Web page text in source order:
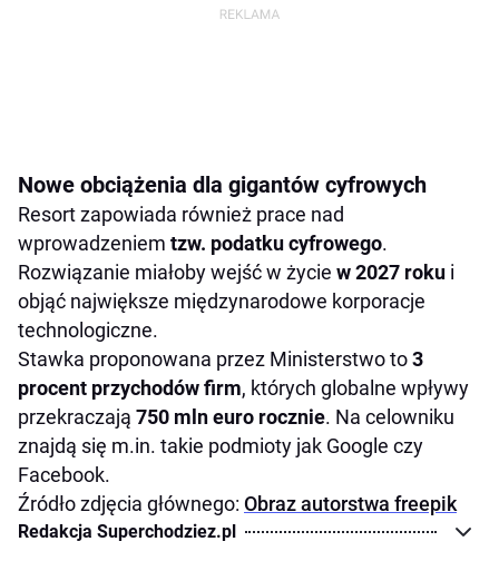
Nowe obciążenia dla gigantów cyfrowych
Resort zapowiada również prace nad
wprowadzeniem tzw. podatku cyfrowego.
Rozwiązanie miałoby wejść w życie w 2027 roku i
objąć największe międzynarodowe korporacje
technologiczne.
Stawka proponowana przez Ministerstwo to3
procent przychodów firm, których globalne wpływy
przekraczają 750 mln euro rocznie. Na celowniku
znajdą się m.in. takie podmioty jak Google czy
Facebook.
Źródło zdjęcia głównego: Obraz autorstwa freepik
Redakcja Superchodziez.pl